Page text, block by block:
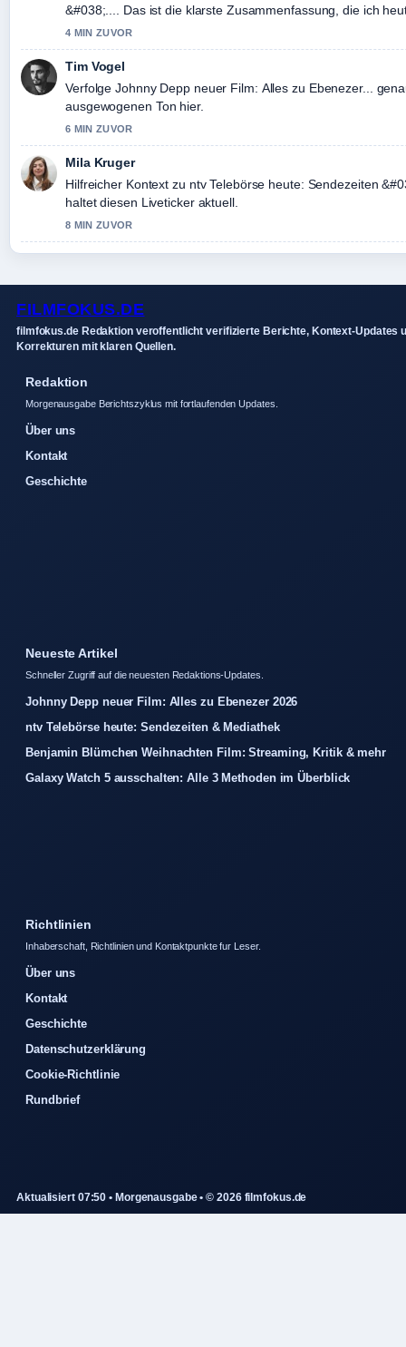
&#038;.... Das ist die klarste Zusammenfassung, die ich
4 MIN ZUVOR
Tim Vogel
Verfolge Johnny Depp neuer Film: Alles zu Ebenezer...
ausgewogenen Ton hier.
6 MIN ZUVOR
Mila Kruger
Hilfreicher Kontext zu ntv Telebörse heute: Sendezeiten
haltet diesen Liveticker aktuell.
8 MIN ZUVOR
FILMFOKUS.DE
filmfokus.de Redaktion veroffentlicht verifizierte Berichte, Kontext-Updates
Korrekturen mit klaren Quellen.
Redaktion
Morgenausgabe Berichtszyklus mit fortlaufenden Updates.
Über uns
Kontakt
Geschichte
Neueste Artikel
Schneller Zugriff auf die neuesten Redaktions-Updates.
Johnny Depp neuer Film: Alles zu Ebenezer 2026
ntv Telebörse heute: Sendezeiten & Mediathek
Benjamin Blümchen Weihnachten Film: Streaming, Kritik & mehr
Galaxy Watch 5 ausschalten: Alle 3 Methoden im Überblick
Richtlinien
Inhaberschaft, Richtlinien und Kontaktpunkte fur Leser.
Über uns
Kontakt
Geschichte
Datenschutzerklärung
Cookie-Richtlinie
Rundbrief
Aktualisiert 07:50 • Morgenausgabe • © 2026 filmfokus.de